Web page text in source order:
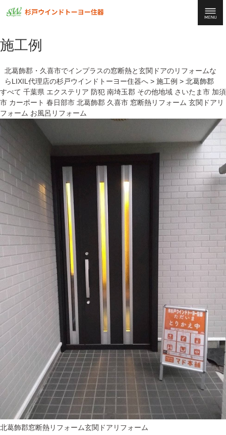
施工例
北葛飾郡・久喜市でインプラスの窓断熱と玄関ドアのリフォームな
らLIXIL代理店の杉戸ウインドトーヨー住器へ> 施工例 > 北葛飾郡
すべて 千葉県 エクステリア 防犯 南埼玉郡 その他地域 さいたま市 加須
市 カーポート 春日部市 北葛飾郡 久喜市 窓断熱リフォーム 玄関ドアリ
フォーム お風呂リフォーム
北葛飾郡窓断熱リフォーム玄関ドアリフォーム